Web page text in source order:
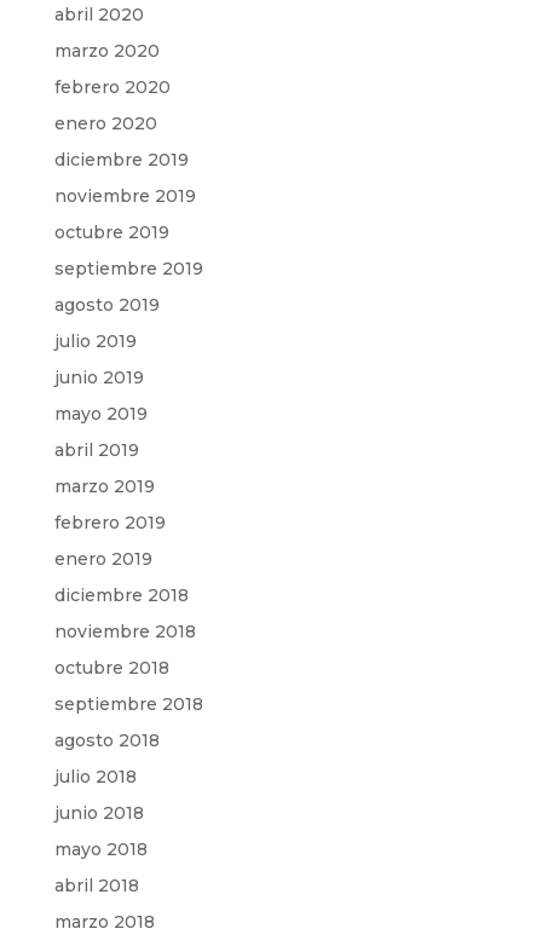
abril 2020
marzo 2020
febrero 2020
enero 2020
diciembre 2019
noviembre 2019
octubre 2019
septiembre 2019
agosto 2019
julio 2019
junio 2019
mayo 2019
abril 2019
marzo 2019
febrero 2019
enero 2019
diciembre 2018
noviembre 2018
octubre 2018
septiembre 2018
agosto 2018
julio 2018
junio 2018
mayo 2018
abril 2018
marzo 2018